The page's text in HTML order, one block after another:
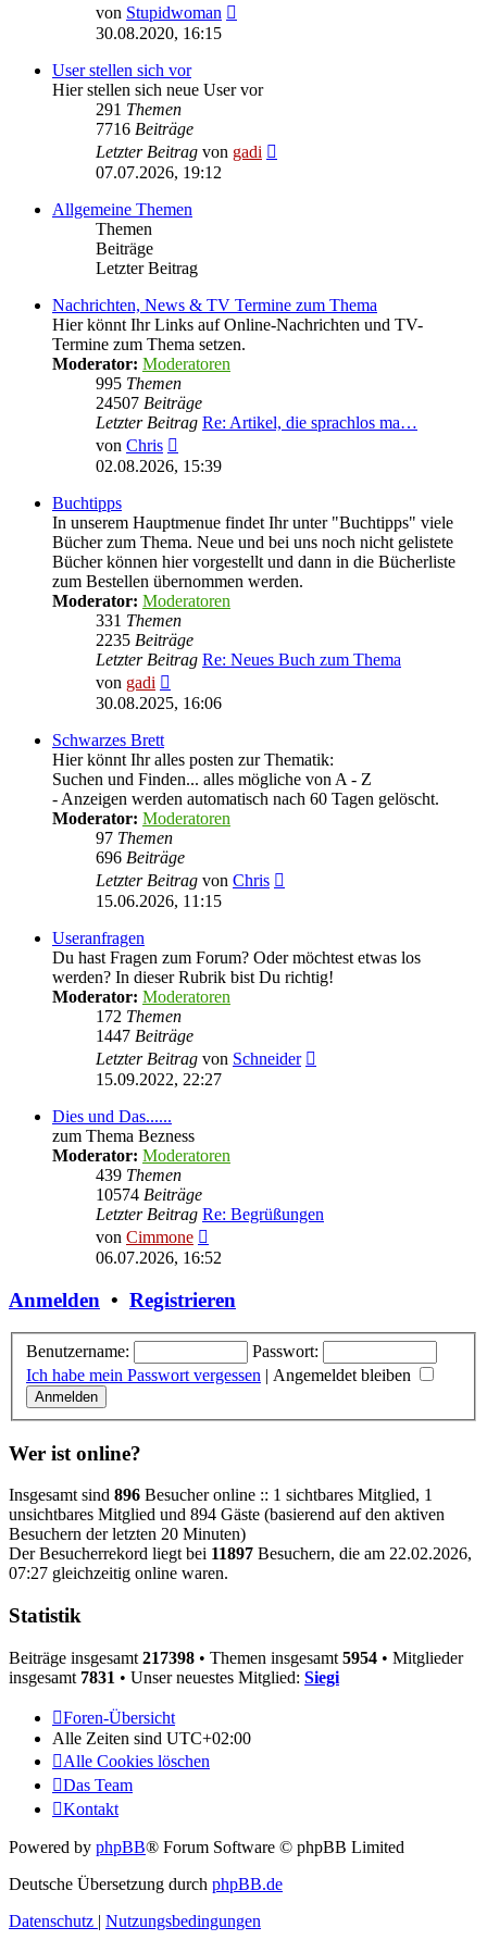
von Stupidwoman
30.08.2020, 16:15
User stellen sich vor
Hier stellen sich neue User vor
291 Themen
7716 Beiträge
Letzter Beitrag von gadi
07.07.2026, 19:12
Allgemeine Themen
Themen
Beiträge
Letzter Beitrag
Nachrichten, News & TV Termine zum Thema
Hier könnt Ihr Links auf Online-Nachrichten und TV-
Termine zum Thema setzen.
Moderator: Moderatoren
995 Themen
24507 Beiträge
Letzter Beitrag Re: Artikel, die sprachlos ma…
von Chris
Beitrag
02.08.2026, 15:39
Buchtipps
In unserem Hauptmenue findet Ihr unter "Buchtipps" viele
Bücher zum Thema. Neue und bei uns noch nicht gelistete
Bücher können hier vorgestellt und dann in die Bücherliste
zum Bestellen übernommen werden.
Moderator: Moderatoren
331 Themen
2235 Beiträge
Letzter Beitrag Re: Neues Buch zum Thema
von gadi
Beitrag
30.08.2025, 16:06
Schwarzes Brett
Hier könnt Ihr alles posten zur Thematik:
Suchen und Finden... alles mögliche von A - Z
- Anzeigen werden automatisch nach 60 Tagen gelöscht.
Moderator: Moderatoren
97 Themen
696 Beiträge
Letzter Beitrag von Chris
15.06.2026, 11:15
Useranfragen
Du hast Fragen zum Forum? Oder möchtest etwas los
werden? In dieser Rubrik bist Du richtig!
Moderator: Moderatoren
172 Themen
1447 Beiträge
Letzter Beitrag von Schneider
15.09.2022, 22:27
Dies und Das......
zum Thema Bezness
Moderator: Moderatoren
439 Themen
10574 Beiträge
Letzter Beitrag Re: Begrüßungen
von Cimmone
Beitrag
06.07.2026, 16:52
Anmelden • Registrieren
Benutzername:
Passwort:
Ich habe mein Passwort vergessen | Angemeldet bleiben
Wer ist online?
Insgesamt sind 896 Besucher online :: 1 sichtbares Mitglied, 1
unsichtbares Mitglied und 894 Gäste (basierend auf den aktiven
Besuchern der letzten 20 Minuten)
Der Besucherrekord liegt bei 11897 Besuchern, die am 22.02.2026,
07:27 gleichzeitig online waren.
Statistik
Beiträge insgesamt 217398 • Themen insgesamt 5954 • Mitglieder
insgesamt 7831 • Unser neuestes Mitglied: Siegi
Foren-Übersicht
Alle Zeiten sind UTC+02:00
Alle Cookies löschen
Das Team
Kontakt
Powered by phpBB® Forum Software © phpBB Limited
Deutsche Übersetzung durch phpBB.de
Datenschutz | Nutzungsbedingungen